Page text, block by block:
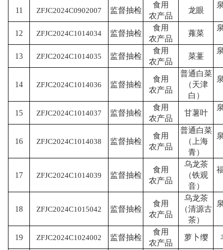
11 ZFJC2024C0902007 监督抽检
食用
农产品
龙眼
12 ZFJC2024C1014034 监督抽检
食用
农产品
蕹菜
13 ZFJC2024C1014035 监督抽检
食用
农产品
菜薹
14 ZFJC2024C1014036 监督抽检
食用
农产品
普通白菜
（天津
白）
15 ZFJC2024C1014037 监督抽检
食用
农产品
甘薯叶
16 ZFJC2024C1014038 监督抽检
食用
农产品
普通白菜
（上海
青）
17 ZFJC2024C1014039 监督抽检
食用
农产品
乌龙茶
（铁观
音）
18 ZFJC2024C1015042 监督抽检
食用
农产品
乌龙茶
（清源古
茶）
19 ZFJC2024C1024002 监督抽检
食用
农产品
萝卜缨